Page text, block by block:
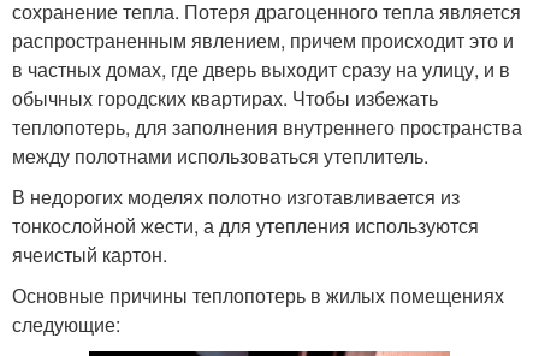
сохранение тепла. Потеря драгоценного тепла является
распространенным явлением, причем происходит это и
в частных домах, где дверь выходит сразу на улицу, и в
обычных городских квартирах. Чтобы избежать
теплопотерь, для заполнения внутреннего пространства
между полотнами использоваться утеплитель.
В недорогих моделях полотно изготавливается из
тонкослойной жести, а для утепления используются
ячеистый картон.
Основные причины теплопотерь в жилых помещениях
следующие: